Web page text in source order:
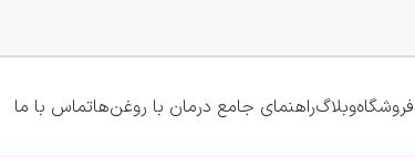
فروشگاهوبلاگراهنمای جامع درمان با روغن‌هاتماس با ما